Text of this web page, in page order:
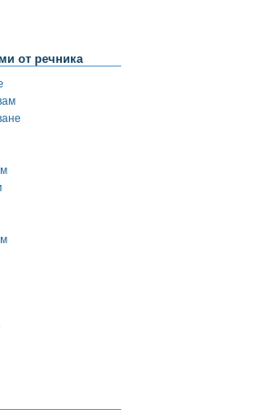
от речника